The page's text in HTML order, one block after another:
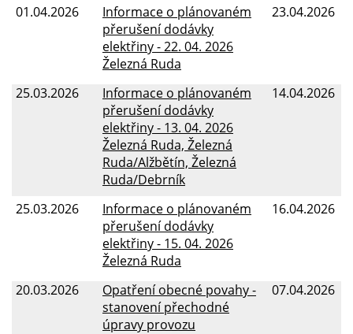
01.04.2026
23.04.2026
Informace o plánovaném
přerušení dodávky
elektřiny - 22. 04. 2026
Železná Ruda
25.03.2026
14.04.2026
Informace o plánovaném
přerušení dodávky
elektřiny - 13. 04. 2026
Železná Ruda, Železná
Ruda/Alžbětín, Železná
Ruda/Debrník
25.03.2026
16.04.2026
Informace o plánovaném
přerušení dodávky
elektřiny - 15. 04. 2026
Železná Ruda
20.03.2026
07.04.2026
Opatření obecné povahy -
stanovení přechodné
úpravy provozu